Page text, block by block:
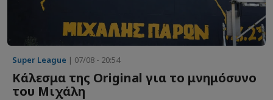
Super League | 07/08 - 20:54
Κάλεσμα της Original για το μνημόσυνο
του Μιχάλη